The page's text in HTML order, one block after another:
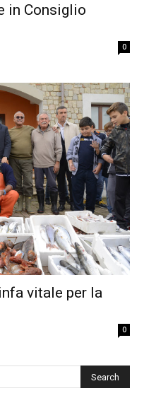
in Consiglio
0
vitale per la
0